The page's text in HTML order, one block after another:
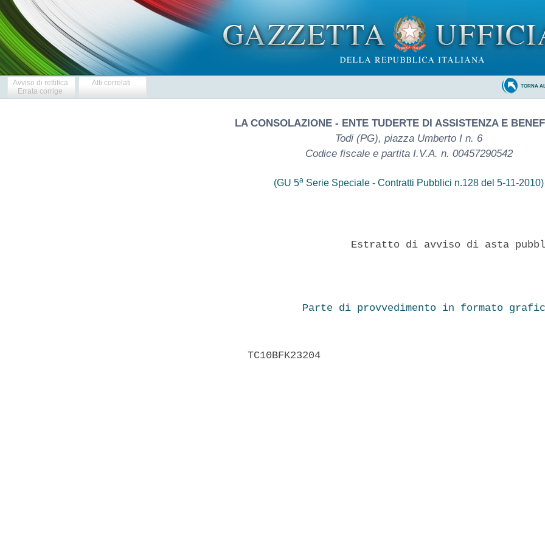
Avviso di rettifica
Errata corrige
Atti correlati TORNA
LA CONSOLAZIONE - ENTE TUDERTE DI ASSISTENZA E
Todi (PG), piazza Umberto I n. 6
Codice fiscale e partita I.V.A. n. 00457290542
(GU 5a Serie Speciale - Contratti Pubblici n.128 del 5-11-2010)
Estratto di avviso di asta
Parte di provvedimento in formato